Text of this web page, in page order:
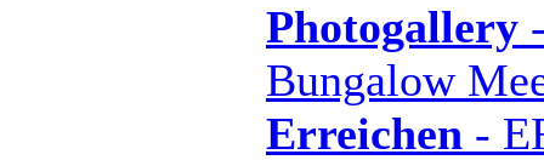
Photogallery
Bungalow
Erreichen -